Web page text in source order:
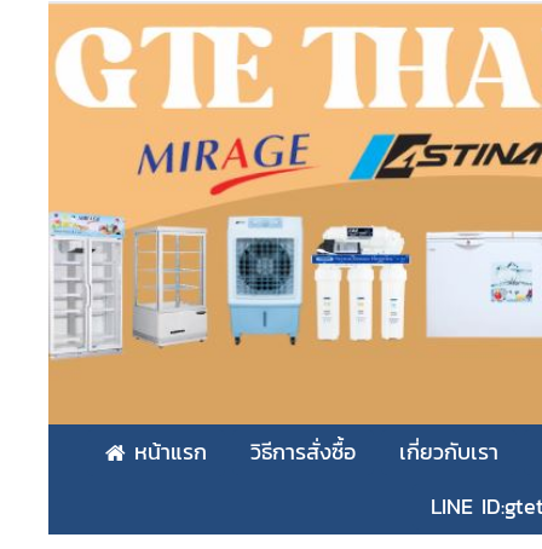
หน้าแรก วิธีการสั่งซื้อ
เกี่ยวกับเรา
LINE